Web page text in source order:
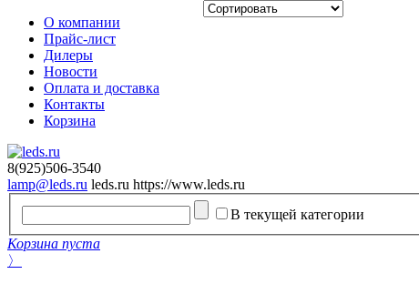
О компании
Прайс-лист
Дилеры
Новости
Оплата и доставка
Контакты
Корзина
8(925)506-3540
lamp@leds.ru leds.ru https://www.leds.ru
В текущей категории
Корзина пуста
〉